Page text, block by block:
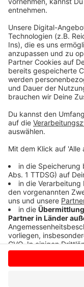
kümmern solle.
Anzeige
© ANTENNE
Protest gegen
Polizeigewalt, die
Demonstration
Düsseldorf
Anzeige
Anzeige